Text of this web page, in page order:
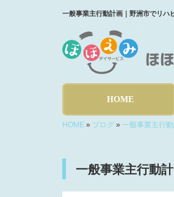
一般事業主行動計画｜野洲市でリハ
HOME
HOME » ブログ » 一般事業主行
一般事業主行動